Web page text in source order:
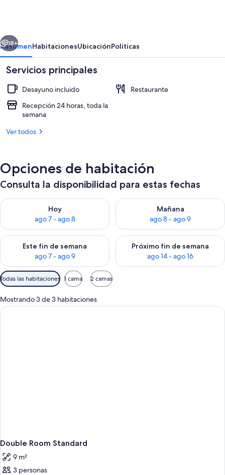
Siguiente
18+
ResumenHabitacionesUbicaciónPolíticas
Servicios principales
Desayuno incluido
Restaurante
Recepción 24 horas, toda la
semana
Ver todos
Opciones de habitación
Consulta la disponibilidad para estas fechas
Hoy
ago 7 - ago 8
Consulta la disponibilidad para hoy ago 7 - ago 8
Mañana
ago 8 - ago 9
Consulta la disponibilidad
Este fin de semana
ago 7 - ago 9
Consulta la disponibilidad para este fin de semana ago 7 -
Próximo fin de semana
ago 14 - ago 16
Consulta la disponibilidad
Filtros
disponibles
para
las
Todas las habitaciones 1 cama 2 camas
Mostrando 3 de 3 habitaciones
Double Room Standard
9 m²
3 personas